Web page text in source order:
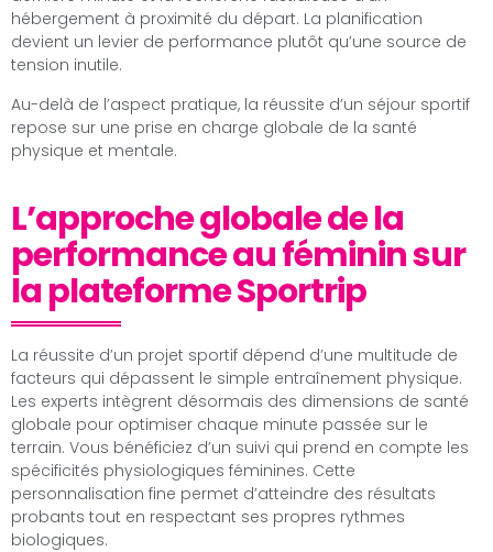
hébergement à proximité du départ. La planification
devient un levier de performance plutôt qu’une source de
tension inutile.
Au-delà de l’aspect pratique, la réussite d’un séjour sportif
repose sur une prise en charge globale de la santé
physique et mentale.
L’approche globale de la
performance au féminin sur
la plateforme Sportrip
La réussite d’un projet sportif dépend d’une multitude de
facteurs qui dépassent le simple entraînement physique.
Les experts intègrent désormais des dimensions de santé
globale pour optimiser chaque minute passée sur le
terrain. Vous bénéficiez d’un suivi qui prend en compte les
spécificités physiologiques féminines. Cette
personnalisation fine permet d’atteindre des résultats
probants tout en respectant ses propres rythmes
biologiques.